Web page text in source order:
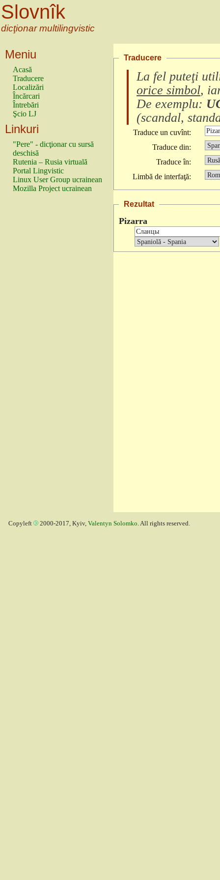
Slovnîk
dicţionar multilingvistic
Meniu
Acasă
Traducere
Localizări
Încărcari
Întrebări
Şcio LJ
Linkuri
"Pere" - dicţionar cu sursă
deschisă
Rutenia – Rusia virtuală
Portal Lingvistic
Linux User Group ucrainean
Mozilla Project ucrainean
Traducere
La fel puteţi
orice simbol,
De exemplu:
(scandal,
Traduce un cuvînt:
Traduce din:
Traduce în:
Limbă de interfaţă:
Rezultat
Pizarra
Copyleft 2000-2017, Kyiv, Valentyn Solomko. All rights reserved.